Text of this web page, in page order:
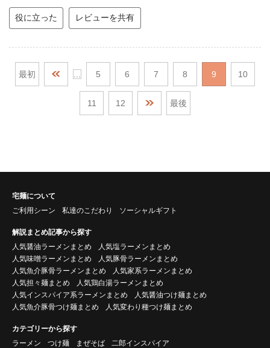
役に立った レビューを共有
最初 5 6 7 8 9 10
11 12 最後
宅麺について
ご利用シーン
私達のこだわり ソーシャルギフト
解説まとめ記事から探す
人気醤油ラーメンまとめ
人気塩ラーメンまとめ
人気味噌ラーメンまとめ
人気豚骨ラーメンまとめ
人気魚介豚骨ラーメンまとめ
人気家系ラーメンまとめ
人気担々麺まとめ
人気鶏白湯ラーメンまとめ
人気インスパイア系ラーメンまとめ
人気醤油つけ麺まとめ
人気魚介豚骨つけ麺まとめ
人気変わり種つけ麺まとめ
カテゴリーから探す
ラーメン
つけ麺 まぜそば
二郎インスパイア